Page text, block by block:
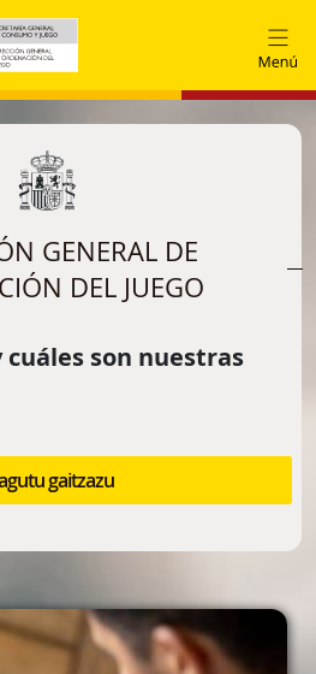
GENERAL DE
DEL JUEGO
cuáles son nuestras
gaitzazu